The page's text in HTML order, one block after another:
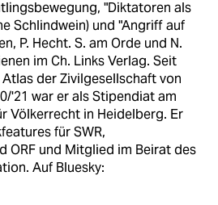
"Diktatoren als
Schlindwein) und "Angriff auf
P. Hecht. S. am Orde und N.
im Ch. Links Verlag. Seit
der Zivilgesellschaft von
'21 war er als Stipendiat am
Völkerrecht in Heidelberg. Er
für SWR,
ORF und Mitglied im Beirat des
Auf Bluesky: